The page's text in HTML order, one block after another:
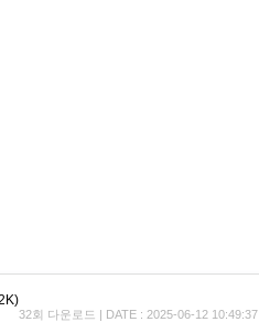
32회 다운로드 | DATE : 2025-06-12 10:49:37